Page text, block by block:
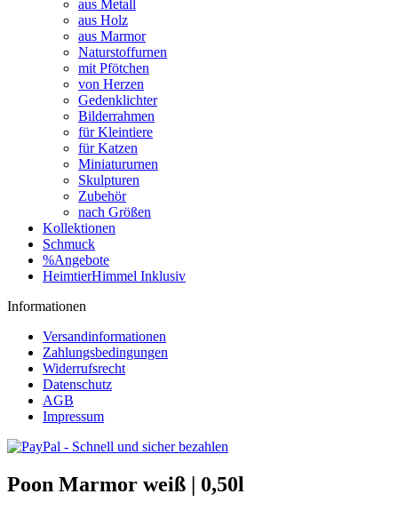
aus Metall
aus Holz
aus Marmor
Naturstoffurnen
mit Pfötchen
von Herzen
Gedenklichter
Bilderrahmen
für Kleintiere
für Katzen
Miniatururnen
Skulpturen
Zubehör
nach Größen
Kollektionen
Schmuck
%Angebote
HeimtierHimmel Inklusiv
Informationen
Versandinformationen
Zahlungsbedingungen
Widerrufsrecht
Datenschutz
AGB
Impressum
Poon Marmor weiß | 0,50l